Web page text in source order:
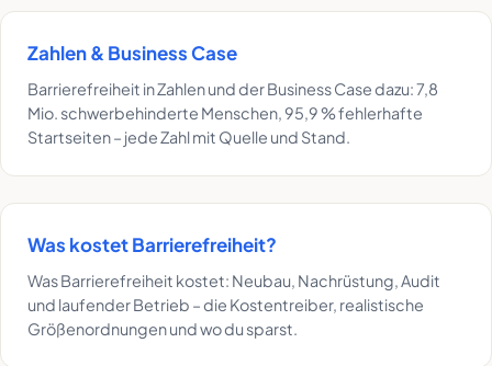
Zahlen & Business Case
Barrierefreiheit in Zahlen und der Business Case dazu: 7,8
Mio. schwerbehinderte Menschen, 95,9 % fehlerhafte
Startseiten – jede Zahl mit Quelle und Stand.
Was kostet Barrierefreiheit?
Was Barrierefreiheit kostet: Neubau, Nachrüstung, Audit
und laufender Betrieb – die Kostentreiber, realistische
Größenordnungen und wo du sparst.